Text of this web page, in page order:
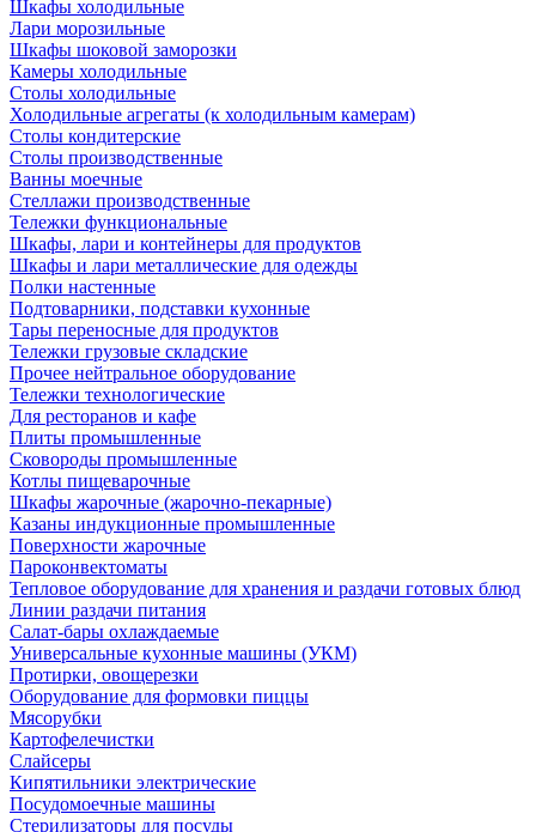
Шкафы холодильные
Лари морозильные
Шкафы шоковой заморозки
Камеры холодильные
Столы холодильные
Холодильные агрегаты (к холодильным камерам)
Столы кондитерские
Столы производственные
Ванны моечные
Стеллажи производственные
Тележки функциональные
Шкафы, лари и контейнеры для продуктов
Шкафы и лари металлические для одежды
Полки настенные
Подтоварники, подставки кухонные
Тары переносные для продуктов
Тележки грузовые складские
Прочее нейтральное оборудование
Тележки технологические
Для ресторанов и кафе
Плиты промышленные
Сковороды промышленные
Котлы пищеварочные
Шкафы жарочные (жарочно-пекарные)
Казаны индукционные промышленные
Поверхности жарочные
Пароконвектоматы
Тепловое оборудование для хранения и раздачи готовых блюд
Линии раздачи питания
Салат-бары охлаждаемые
Универсальные кухонные машины (УКМ)
Протирки, овощерезки
Оборудование для формовки пиццы
Мясорубки
Картофелечистки
Слайсеры
Кипятильники электрические
Посудомоечные машины
Стерилизаторы для посуды